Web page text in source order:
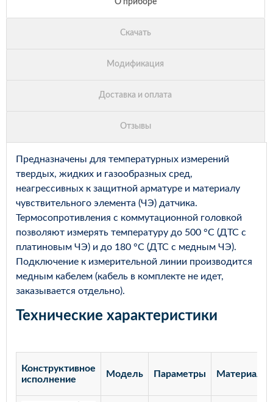
Предназначены для температурных измерений
твердых, жидких и газообразных сред,
неагрессивных к защитной арматуре и материалу
чувствительного элемента (ЧЭ) датчика.
Термосопротивления с коммутационной головкой
позволяют измерять температуру до 500 °С (ДТС с
платиновым ЧЭ) и до 180 °С (ДТС с медным ЧЭ).
Подключение к измерительной линии производится
медным кабелем (кабель в комплекте не идет,
заказывается отдельно).
Технические характеристики
Конструктивное
исполнение
Модель Параметры Материал